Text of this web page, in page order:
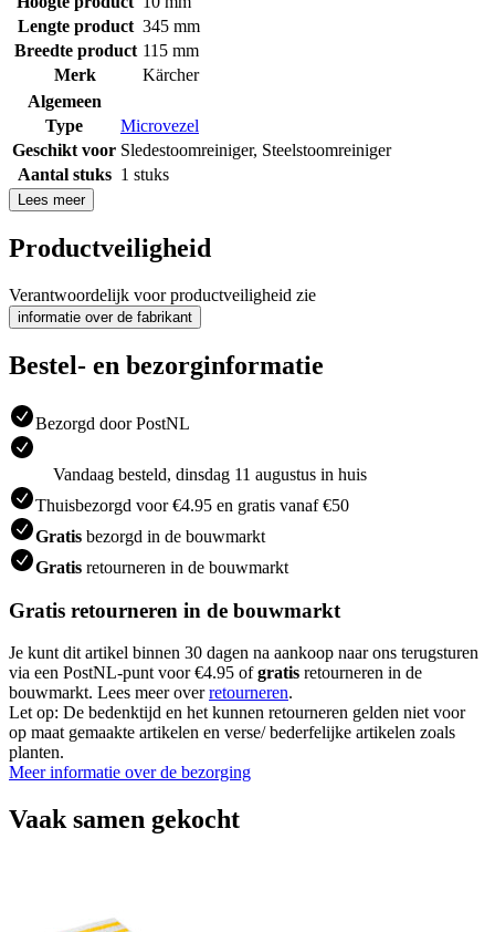
Lengte product 345 mm
Breedte product 115 mm
Merk
Kärcher
Algemeen
Type
Microvezel
Geschikt voor Sledestoomreiniger, Steelstoomreiniger
Aantal stuks 1 stuks
Lees meer
Productveiligheid
Verantwoordelijk voor productveiligheid zie
informatie over de fabrikant
Bestel- en bezorginformatie
Bezorgd door PostNL
Vandaag besteld, dinsdag 11 augustus in huis
Thuisbezorgd voor €4.95 en gratis vanaf €50
Gratis bezorgd in de bouwmarkt
Gratis retourneren in de bouwmarkt
Gratis retourneren in de bouwmarkt
Je kunt dit artikel binnen 30 dagen na aankoop naar ons terugsturen
via een PostNL-punt voor €4.95 ofgratis retourneren in de
bouwmarkt. Lees meer overretourneren.
Let op: De bedenktijd en het kunnen retourneren gelden niet voor
op maat gemaakte artikelen en verse/ bederfelijke artikelen zoals
planten.
Meer informatie over de bezorging
Vaak samen gekocht